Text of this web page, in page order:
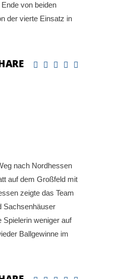
von beiden
der vierte Einsatz in
nach Nordhessen
auf dem Großfeld mit
zeigte das Team
Sachsenhäuser
Spielerin weniger auf
Ballgewinne im